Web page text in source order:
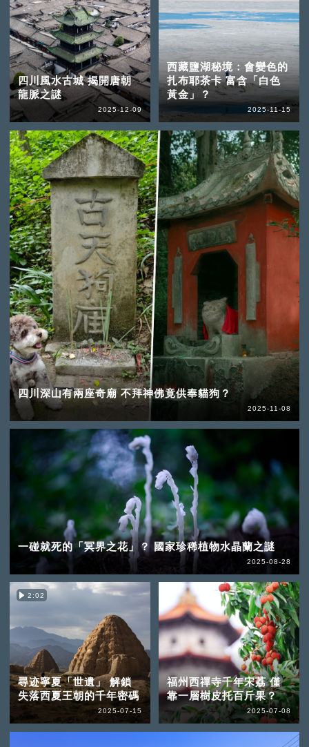
四川風水古城 揭開唐朝
龍脈之謎
2025-12-09
西藏鹽湖秘境：會變色的
扎布耶茶卡 富含「白色
黃金」？
2025-11-15
四川深山有兩座奇廟 不拜神佛竟供奉貓狗？
2025-11-08
一碰就死的「冥界之花」？ 國家珍稀植物水晶蘭之謎
2025-08-28
2:02
尋迹寧夏「世遺」 解鎖
失落西夏王朝的千年密碼
2025-07-15
福州西禪寺千年宋荔 僅
靠一層樹皮托百斤果？
2025-07-08